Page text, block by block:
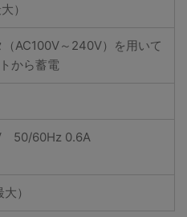
）
AC100V～240V）を用いて
から蓄電
50/60Hz 0.6A
）